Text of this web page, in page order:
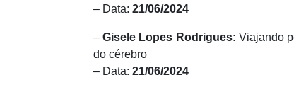
– Data: 21/06/2024
– Gisele Lopes Rodrigues: Viajando
do cérebro
– Data: 21/06/2024